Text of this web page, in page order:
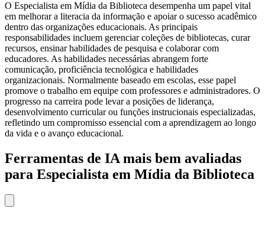
O Especialista em Mídia da Biblioteca desempenha um papel vital
em melhorar a literacia da informação e apoiar o sucesso acadêmico
dentro das organizações educacionais. As principais
responsabilidades incluem gerenciar coleções de bibliotecas, curar
recursos, ensinar habilidades de pesquisa e colaborar com
educadores. As habilidades necessárias abrangem forte
comunicação, proficiência tecnológica e habilidades
organizacionais. Normalmente baseado em escolas, esse papel
promove o trabalho em equipe com professores e administradores. O
progresso na carreira pode levar a posições de liderança,
desenvolvimento curricular ou funções instrucionais especializadas,
refletindo um compromisso essencial com a aprendizagem ao longo
da vida e o avanço educacional.
Ferramentas de IA mais bem avaliadas
para Especialista em Mídia da Biblioteca